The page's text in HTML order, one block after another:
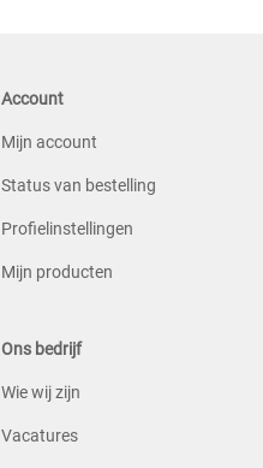
Account
Mijn account
Status van bestelling
Profielinstellingen
Mijn producten
Ons bedrijf
Wie wij zijn
Vacatures